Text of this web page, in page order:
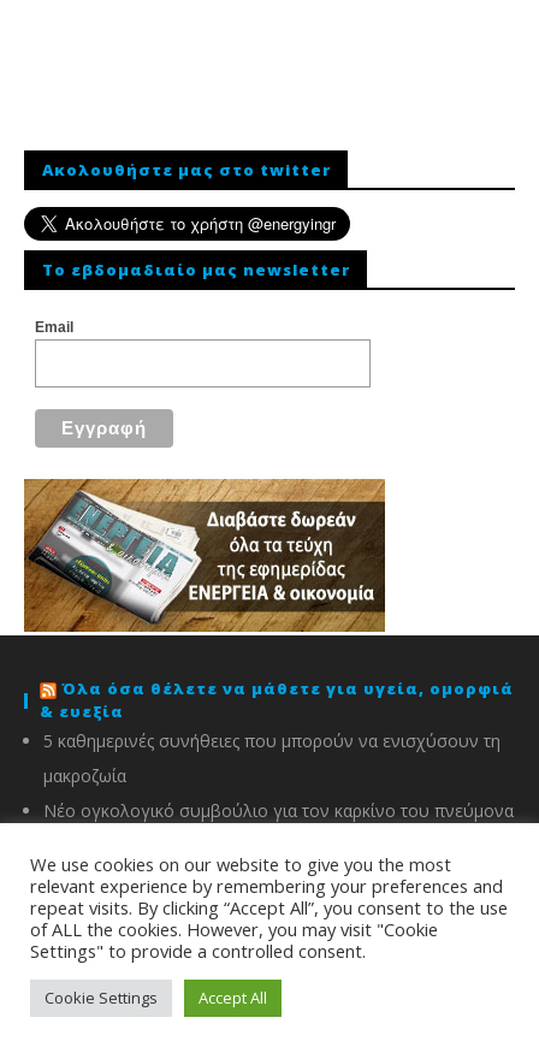
Ακολουθήστε μας στο twitter
To εβδομαδιαίο μας newsletter
Email
Όλα όσα θέλετε να μάθετε για υγεία, ομορφιά
& ευεξία
5 καθημερινές συνήθειες που μπορούν να ενισχύσουν τη
μακροζωία
Νέο ογκολογικό συμβούλιο για τον καρκίνο του πνεύμονα
Μελέτη: Οι 3 παράγοντες που συνδέονται με έως 13
περισσότερα χρόνια χωρίς άνοια
Ειδήσεις από το techpress.gr
Επίσημη κυκλοφορία των Galaxy Z Fold8 Ultra, Fold8, Flip8,
Watch Ultra2 και Watch9 από τη Samsung
We use cookies on our website to give you the most
relevant experience by remembering your preferences and
repeat visits. By clicking “Accept All”, you consent to the use
of ALL the cookies. However, you may visit "Cookie
Settings" to provide a controlled consent.
Cookie Settings Accept All